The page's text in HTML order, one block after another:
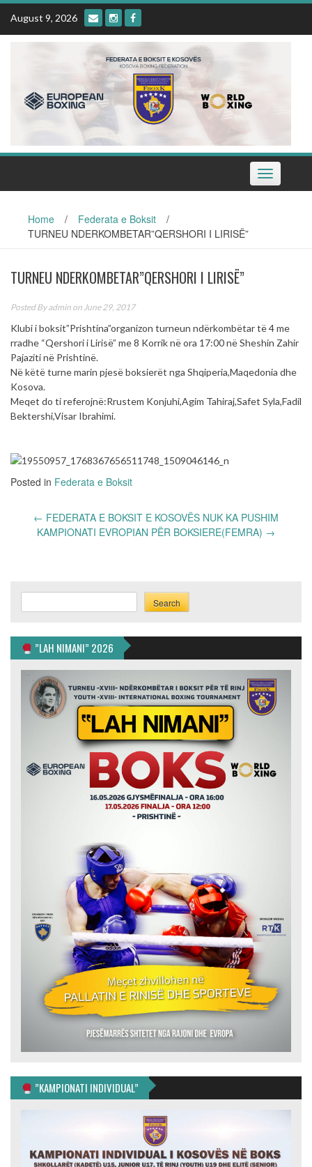
Skip
content
August 9, 2026
Toggle
navigation
Home / Federata e Boksit
/
TURNEU NDERKOMBETAR”QERSHORI I LIRISË”
TURNEU NDERKOMBETAR”QERSHORI I LIRISË”
Posted Byadmin on June 29, 2017
Klubi i boksit”Prishtina”organizon turneun ndërkombëtar të 4 me
rradhe “Qershori i Lirisë” me 8 Korrik në ora 17:00 në Sheshin Zahir
Pajaziti në Prishtinë.
Në këtë turne marin pjesë boksierët nga Shqiperia,Maqedonia dhe
Kosova.
Meqet do ti referojnë:Rrustem Konjuhi,Agim Tahiraj,Safet Syla,Fadil
Bektershi,Visar Ibrahimi.
Posted in Federata e Boksit
navigation
← FEDERATA E BOKSIT E KOSOVËS NUK KA PUSHIM
KAMPIONATI EVROPIAN PËR BOKSIERE(FEMRA) →
Search
”LAH NIMANI” 2026
”KAMPIONATI INDIVIDUAL”